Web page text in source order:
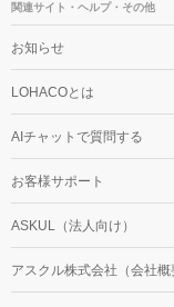
関連サイト・ヘルプ・その他
お知らせ
LOHACOとは
AIチャットで質問する
お客様サポート
ASKUL（法人向け）
アスクル株式会社（会社概